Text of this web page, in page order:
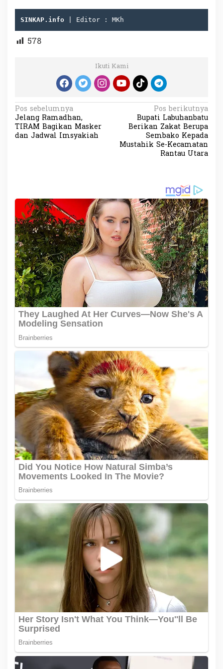
SINKAP.info | Editor : MKh
578
Ikuti Kami
N
a
v
s
p
o
s
Pos sebelumnya
Jelang Ramadhan,
TIRAM Bagikan Masker
dan Jadwal Imsyakiah
Pos berikutnya
Bupati Labuhanbatu
Berikan Zakat Berupa
Sembako Kepada
Mustahik Se-Kecamatan
Rantau Utara